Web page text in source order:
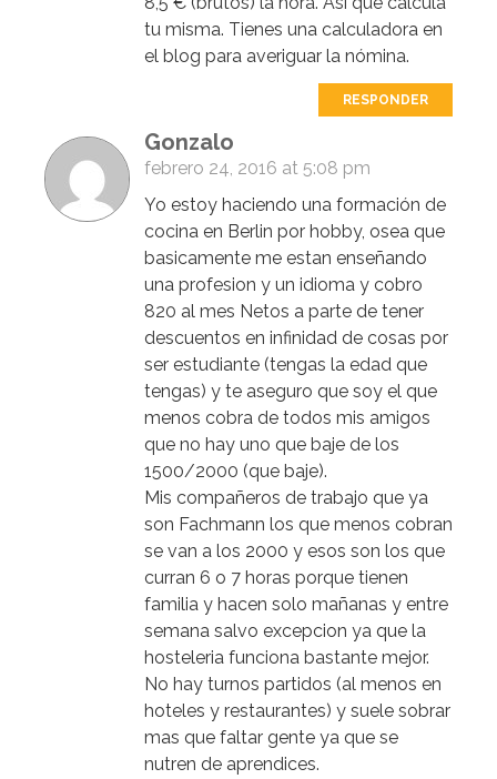
tu misma. Tienes una calculadora en
el blog para averiguar la nómina.
RESPONDER
Gonzalo
febrero 24, 2016 at 5:08 pm
Yo estoy haciendo una formación de
cocina en Berlin por hobby, osea que
basicamente me estan enseñando
una profesion y un idioma y cobro
820 al mes Netos a parte de tener
descuentos en infinidad de cosas por
ser estudiante (tengas la edad que
tengas) y te aseguro que soy el que
menos cobra de todos mis amigos
que no hay uno que baje de los
1500/2000 (que baje).
Mis compañeros de trabajo que ya
son Fachmann los que menos cobran
se van a los 2000 y esos son los que
curran 6 o 7 horas porque tienen
familia y hacen solo mañanas y entre
semana salvo excepcion ya que la
hosteleria funciona bastante mejor.
No hay turnos partidos (al menos en
hoteles y restaurantes) y suele sobrar
mas que faltar gente ya que se
nutren de aprendices.